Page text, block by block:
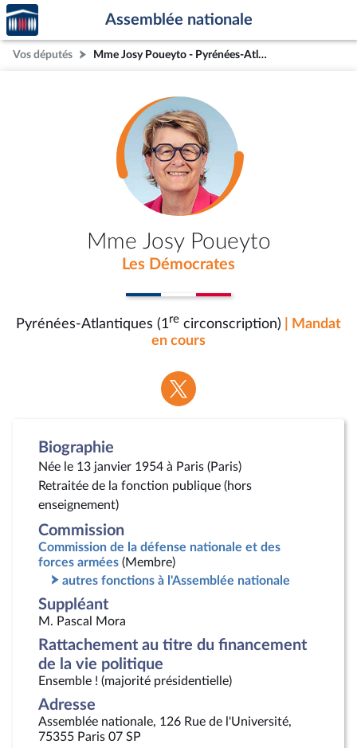
Aller au contenu
Aller en bas de la page
Accèder
à la
page
d'accueil
Assemblée nationale
Vos députés Mme Josy Poueyto - Pyrénées-Atlantiques (1re circonscription)
Mme Josy Poueyto
Les Démocrates
Pyrénées-Atlantiques (1re circonscription)
| Mandat
en cours
Voir
la
Biographie
Née le 13 janvier 1954 à Paris (Paris)
Retraitée de la fonction publique (hors
enseignement)
Commission
Commission de la défense nationale et des
forces armées (Membre)
autres fonctions à l'Assemblée nationale
Suppléant
M. Pascal Mora
Rattachement au titre du financement
de la vie politique
Ensemble ! (majorité présidentielle)
Adresse
Assemblée nationale, 126 Rue de l'Université,
75355 Paris 07 SP